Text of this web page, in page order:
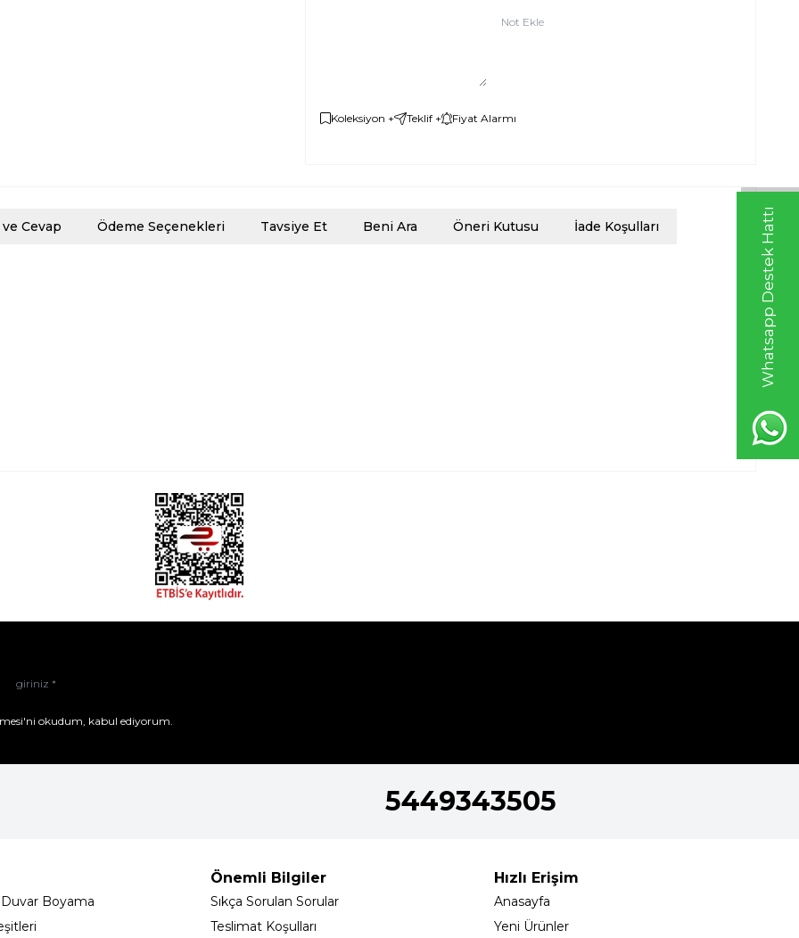
Whatsapp Destek Hattı
Not Ekle
Koleksiyon + Teklif + Fiyat Alarmı
Cevap Ödeme Seçenekleri Tavsiye Et Beni Ara Öneri Kutusu İade Koşulları
okudum, kabul ediyorum.
5449343505
Boyama
Önemli Bilgiler
Sıkça Sorulan Sorular
Teslimat Koşulları
Hızlı Erişim
Anasayfa
Yeni Ürünler